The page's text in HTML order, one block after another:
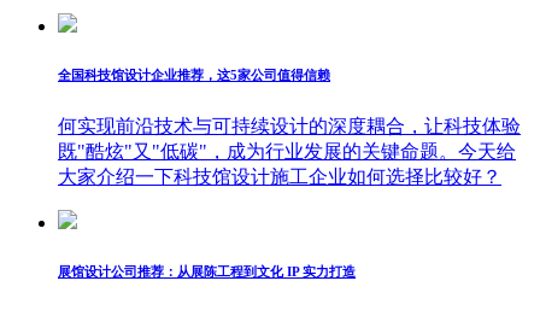
全国科技馆设计企业推荐，这5家公司值得信赖
何实现前沿技术与可持续设计的深度耦合，让科技体验
既"酷炫"又"低碳"，成为行业发展的关键命题。今天给
大家介绍一下科技馆设计施工企业如何选择比较好？
展馆设计公司推荐：从展陈工程到文化 IP 实力打造